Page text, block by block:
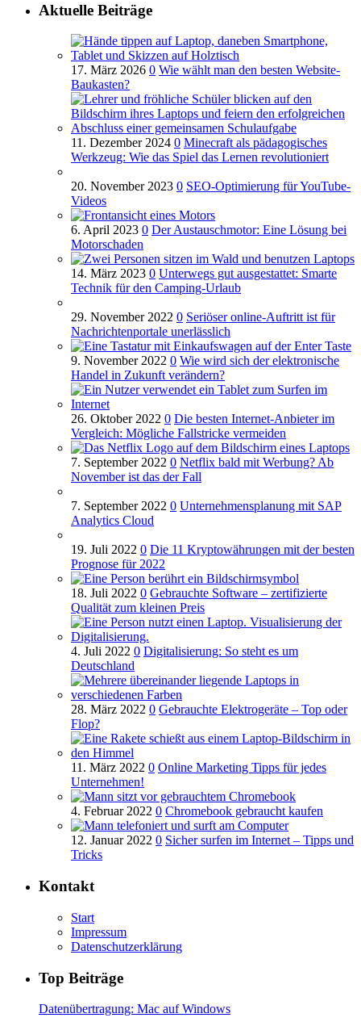
Aktuelle Beiträge
17. März 2026 0 Wie wählt man den besten Website-
Baukasten?
11. Dezember 2024 0 Minecraft als pädagogisches
Werkzeug: Wie das Spiel das Lernen revolutioniert
20. November 2023 0 SEO-Optimierung für YouTube-
Videos
6. April 2023 0 Der Austauschmotor: Eine Lösung bei
Motorschaden
14. März 2023 0 Unterwegs gut ausgestattet: Smarte
Technik für den Camping-Urlaub
29. November 2022 0 Seriöser online-Auftritt ist für
Nachrichtenportale unerlässlich
9. November 2022 0 Wie wird sich der elektronische
Handel in Zukunft verändern?
26. Oktober 2022 0 Die besten Internet-Anbieter im
Vergleich: Mögliche Fallstricke vermeiden
7. September 2022 0 Netflix bald mit Werbung? Ab
November ist das der Fall
7. September 2022 0 Unternehmensplanung mit SAP
Analytics Cloud
19. Juli 2022 0 Die 11 Kryptowährungen mit der besten
Prognose für 2022
18. Juli 2022 0 Gebrauchte Software – zertifizierte
Qualität zum kleinen Preis
4. Juli 2022 0 Digitalisierung: So steht es um
Deutschland
28. März 2022 0 Gebrauchte Elektrogeräte – Top oder
Flop?
11. März 2022 0 Online Marketing Tipps für jedes
Unternehmen!
4. Februar 2022 0 Chromebook gebraucht kaufen
12. Januar 2022 0 Sicher surfen im Internet – Tipps und
Tricks
Kontakt
Start
Impressum
Datenschutzerklärung
Top Beiträge
Datenübertragung: Mac auf Windows